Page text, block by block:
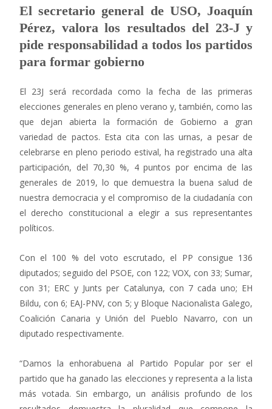
El secretario general de USO, Joaquín
Pérez, valora los resultados del 23-J y
pide responsabilidad a todos los partidos
para formar gobierno
El 23J será recordada como la fecha de las primeras
elecciones generales en pleno verano y, también, como las
que dejan abierta la formación de Gobierno a gran
variedad de pactos. Esta cita con las urnas, a pesar de
celebrarse en pleno periodo estival, ha registrado una alta
participación, del 70,30 %, 4 puntos por encima de las
generales de 2019, lo que demuestra la buena salud de
nuestra democracia y el compromiso de la ciudadanía con
el derecho constitucional a elegir a sus representantes
políticos.
Con el 100 % del voto escrutado, el PP consigue 136
diputados; seguido del PSOE, con 122; VOX, con 33; Sumar,
con 31; ERC y Junts per Catalunya, con 7 cada uno; EH
Bildu, con 6; EAJ-PNV, con 5; y Bloque Nacionalista Galego,
Coalición Canaria y Unión del Pueblo Navarro, con un
diputado respectivamente.
“Damos la enhorabuena al Partido Popular por ser el
partido que ha ganado las elecciones y representa a la lista
más votada. Sin embargo, un análisis profundo de los